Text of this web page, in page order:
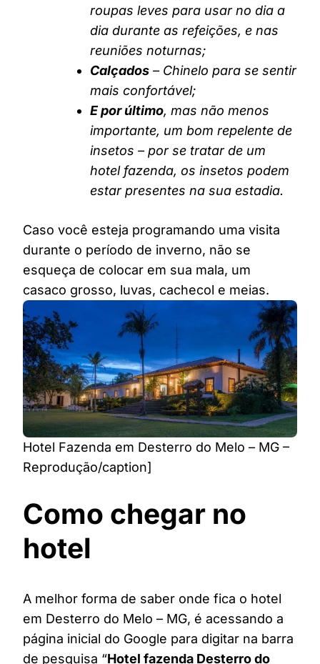
roupas leves para usar no dia a
dia durante as refeições, e nas
reuniões noturnas;
Calçados – Chinelo para se sentir
mais confortável;
E por último, mas não menos
importante, um bom repelente de
insetos – por se tratar de um
hotel fazenda, os insetos podem
estar presentes na sua estadia.
Caso você esteja programando uma visita
durante o período de inverno, não se
esqueça de colocar em sua mala, um
casaco grosso, luvas, cachecol e meias.
Hotel Fazenda em Desterro do Melo – MG –
Reprodução/caption]
Como chegar no
hotel
A melhor forma de saber onde fica o hotel
em Desterro do Melo – MG, é acessando a
página inicial do Google para digitar na barra
de pesquisa “Hotel fazenda Desterro do